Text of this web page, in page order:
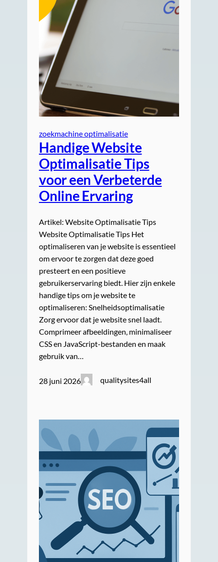
zoekmachine optimalisatie
Handige Website
Optimalisatie Tips
voor een Verbeterde
Online Ervaring
Artikel: Website Optimalisatie Tips
Website Optimalisatie Tips Het
optimaliseren van je website is essentieel
om ervoor te zorgen dat deze goed
presteert en een positieve
gebruikerservaring biedt. Hier zijn enkele
handige tips om je website te
optimaliseren: Snelheidsoptimalisatie
Zorg ervoor dat je website snel laadt.
Comprimeer afbeeldingen, minimaliseer
CSS en JavaScript-bestanden en maak
gebruik van…
28 juni 2026 qualitysites4all